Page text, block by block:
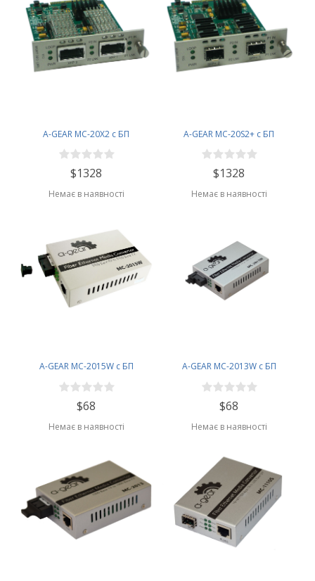
A-GEAR MC-20X2 с БП
$1328
Немає в наявності
A-GEAR MC-20S2+ c БП
$1328
Немає в наявності
A-GEAR MC-2015W с БП
$68
Немає в наявності
A-GEAR MC-2013W c БП
$68
Немає в наявності